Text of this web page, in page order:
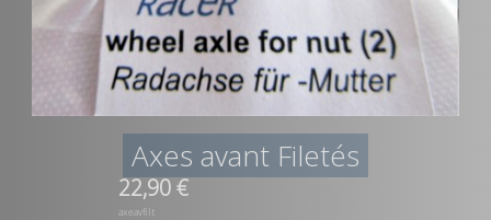
Axes avant Filetés
22,90 €
axeavfilt